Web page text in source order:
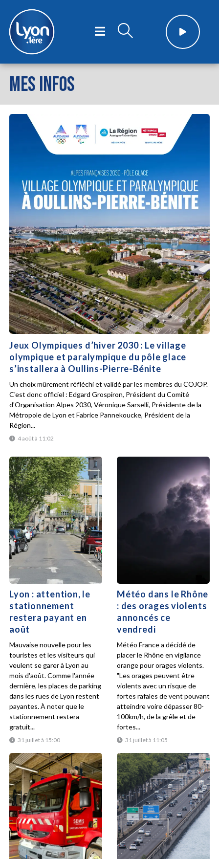
MES INFOS
Jeux Olympiques d’hiver 2030 : Le village
olympique et paralympique du pôle glace
s’installera à Oullins-Pierre-Bénite
4 août à 11:02
Un choix mûrement réfléchi et validé par les membres du COJOP.
C'est donc officiel : Edgard Grospiron, Président du Comité
d'Organisation Alpes 2030, Véronique Sarselli, Présidente de la
Métropole de Lyon et Fabrice Pannekoucke, Président de la
Région...
Lyon : attention, le
stationnement
restera payant en
août
31 juillet à 15:00
Mauvaise nouvelle pour les
touristes et les visiteurs qui
veulent se garer à Lyon au
mois d'août. Comme l'année
dernière, les places de parking
dans les rues de Lyon restent
payantes. À noter que le
stationnement restera
gratuit...
Météo dans le Rhône
: des orages violents
annoncés ce
vendredi
31 juillet à 11:05
Météo France a décidé de
placer le Rhône en vigilance
orange pour orages violents.
"Les orages peuvent être
violents avec un risque de
fortes rafales de vent pouvant
atteindre voire dépasser 80-
100km/h, de la grêle et de
fortes...